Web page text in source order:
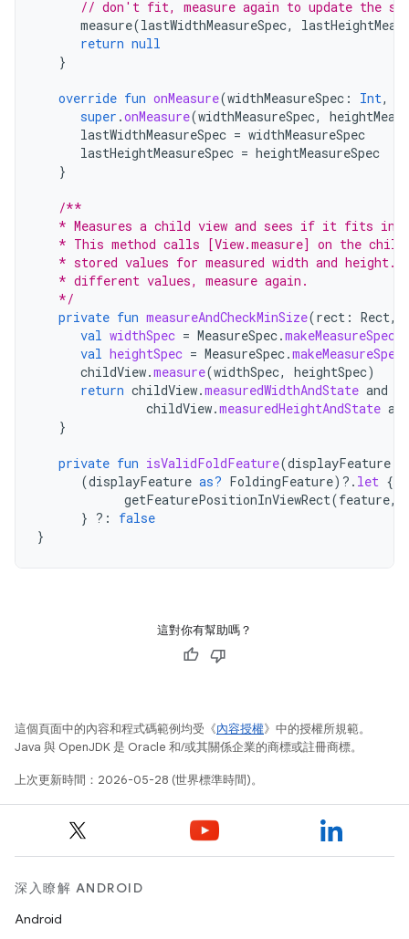
// don't fit, measure again to update the
measure(lastWidthMeasureSpec,
return null
}
override fun onMeasure(widthMeasureSpec : Int,
super .onMeasure(widthMeasureSpec,
lastWidthMeasureSpec = widthMeasureSpec
lastHeightMeasureSpec = heightMeasureSpec
}
/**
* Measures a child view and sees if it fits in
* This method calls [View.measure] on the
* stored values for measured width and height.
   * different values, measure again.
   */
private fun measureAndCheckMinSize(rect : Rect,
val widthSpec = MeasureSpec.makeMeasureSpec
val heightSpec = MeasureSpec.makeMeasureSpec
childView.measure(widthSpec, heightSpec)
return childView.measuredWidthAndState and
childView.measuredHeightAndState and
}
private fun isValidFoldFeature(displayFeature
(displayFeature as? FoldingFeature) ?. let {
getFeaturePositionInViewRect(feature,
} ?:
false
}
這對你有幫助嗎？
這個頁面中的內容和程式碼範例均受《內容授權》中的授權所規範。
Java 與 OpenJDK 是 Oracle 和/或其關係企業的商標或註冊商標。
上次更新時間：2026-05-28 (世界標準時間)。
深入瞭解 ANDROID
Android